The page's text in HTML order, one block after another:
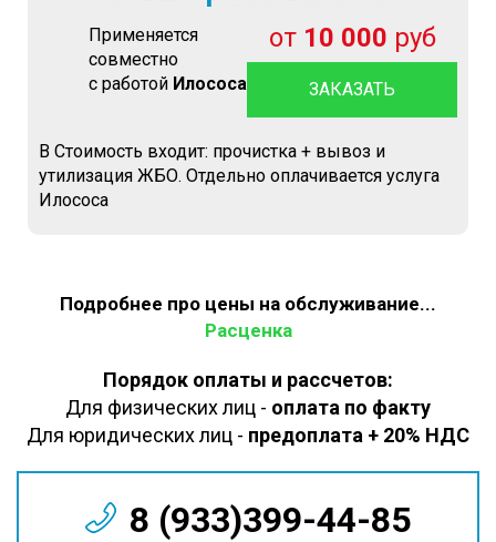
Применяется
совместно
с работой Илососа
от 10 000 руб
ЗАКАЗАТЬ
В Стоимость входит: прочистка + вывоз и
утилизация ЖБО. Отдельно оплачивается услуга
Илососа
Подробнее про цены на обслуживание...
Расценка
Порядок оплаты и рассчетов:
Для физических лиц - оплата по факту
Для юридических лиц - предоплата + 20% НДС
8 (933)399-44-85